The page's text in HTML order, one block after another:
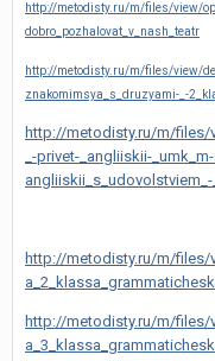
http://metodisty.ru/m/files/view/
dobro_pozhalovat_v_nash_teatr
http://metodisty.ru/m/files/view/
znakomimsya_s_druzyami-_-
http://metodisty.ru/m/files/
_-privet-_angliiskii-
angliiskii_s_udovolstviem_-
http://metodisty.ru/m/files/
http://metodisty.ru/m/files/